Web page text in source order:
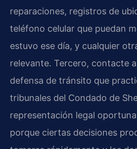
reparaciones, registros de
teléfono celular que puedan
estuvo ese día, y cualquier
relevante. Tercero, contacte
defensa de tránsito que
tribunales del Condado de
representación legal
porque ciertas decisiones